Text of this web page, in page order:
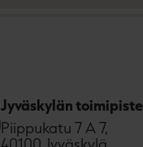
Jyväskylän toimipiste
Piippukatu 7 A 7,